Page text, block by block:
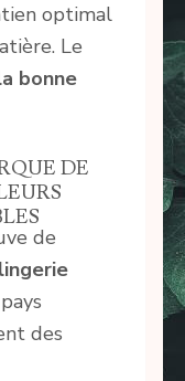
optimal
Le
bonne
DE
de
des